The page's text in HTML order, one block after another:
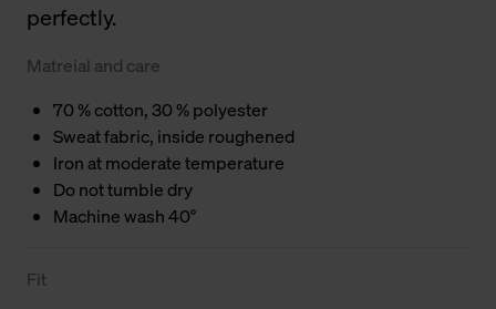
perfectly.
Matreial and care
70 % cotton, 30 % polyester
Sweat fabric, inside roughened
Iron at moderate temperature
Do not tumble dry
Machine wash 40°
Fit